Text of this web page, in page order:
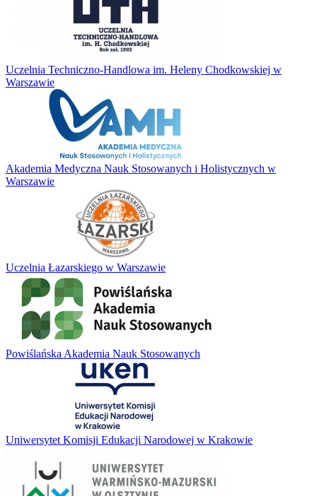
Uczelnia Techniczno-Handlowa im. Heleny Chodkowskiej w
Warszawie
Akademia Medyczna Nauk Stosowanych i Holistycznych w
Warszawie
Uczelnia Łazarskiego w Warszawie
Powiślańska Akademia Nauk Stosowanych
Uniwersytet Komisji Edukacji Narodowej w Krakowie